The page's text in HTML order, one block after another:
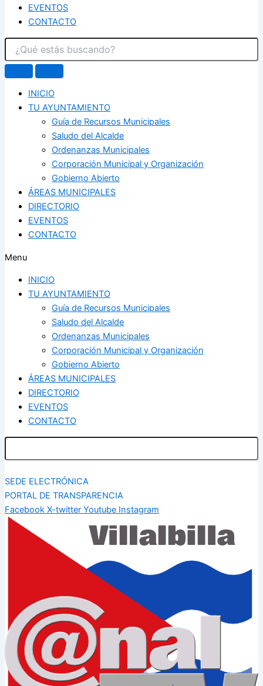
EVENTOS
CONTACTO
INICIO
TU AYUNTAMIENTO
Guía de Recursos Municipales
Saludo del Alcalde
Ordenanzas Municipales
Corporación Municipal y Organización
Gobierno Abierto
ÁREAS MUNICIPALES
DIRECTORIO
EVENTOS
CONTACTO
Menu
INICIO
TU AYUNTAMIENTO
Guía de Recursos Municipales
Saludo del Alcalde
Ordenanzas Municipales
Corporación Municipal y Organización
Gobierno Abierto
ÁREAS MUNICIPALES
DIRECTORIO
EVENTOS
CONTACTO
SEDE ELECTRÓNICA
PORTAL DE TRANSPARENCIA
Facebook X-twitter Youtube Instagram